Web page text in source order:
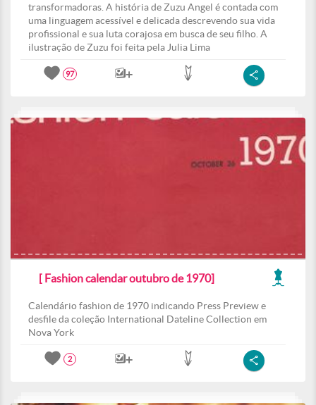
transformadoras. A história de Zuzu Angel é contada com
uma linguagem acessível e delicada descrevendo sua vida
profissional e sua luta corajosa em busca de seu filho. A
ilustração de Zuzu foi feita pela Julia Lima
97
[ Fashion calendar outubro de 1970]
Calendário fashion de 1970 indicando Press Preview e
desfile da coleção International Dateline Collection em
Nova York
2